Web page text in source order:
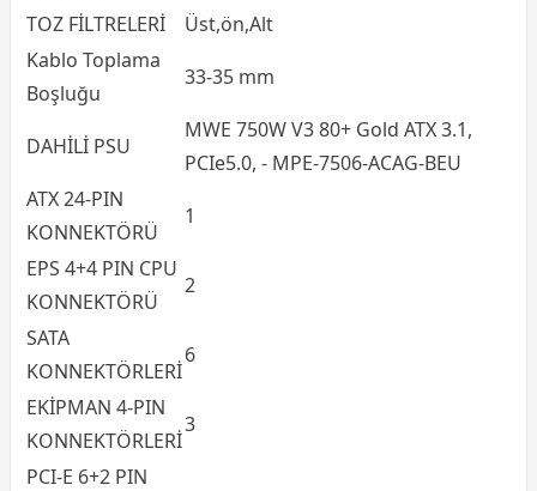
TOZ FİLTRELERİ
Üst,ön,Alt
Kablo Toplama
Boşluğu
33-35 mm
DAHİLİ PSU
MWE 750W V3 80+ Gold ATX 3.1,
PCIe5.0, - MPE-7506-ACAG-BEU
ATX 24-PIN
KONNEKTÖRÜ
1
EPS 4+4 PIN CPU
KONNEKTÖRÜ
2
SATA
KONNEKTÖRLERİ
6
EKİPMAN 4-PIN
KONNEKTÖRLERİ
3
PCI-E 6+2 PIN